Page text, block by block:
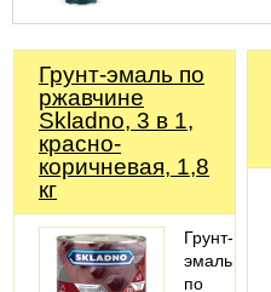
Грунт-эмаль по
ржавчине
Skladno, 3 в 1,
красно-
коричневая, 1,8
кг
Грунт-
эмаль
по